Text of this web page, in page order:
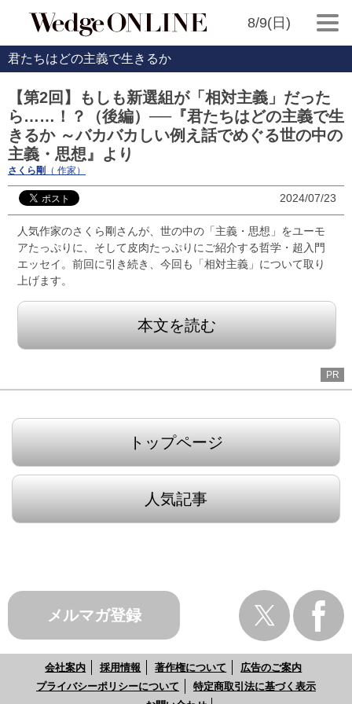
8/9(日)
君たちはどの主義で生きるか
【第2回】もしも新選組が「相対主義」だった
ら……！？（後編）──『君たちはどの主義で生
きるか ～バカバカしい例え話でめぐる世の中の
主義・思想』より
さくら剛 （ 作家）
2024/07/23
人気作家のさくら剛さんが、世の中の「主義・思想」をユーモ
アたっぷりに、そして皮肉たっぷりにご紹介する哲学・超入門
エッセイ。前回に引き続き、今回も「相対主義」について取り
上げます。
本文を読む
PR
トップページ
人気記事
メルマガ登録
会社案内 採用情報 著作権について
広告のご案内
プライバシーポリシーについて
特定商取引法に基づく表示